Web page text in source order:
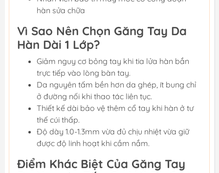
hàn sửa chữa
Vì Sao Nên Chọn Găng Tay Da
Hàn Dài 1 Lớp?
Giảm nguy cơ bỏng tay khi tia lửa hàn bắn
trực tiếp vào lòng bàn tay.
Da nguyên tấm bền hơn da ghép, ít bung chỉ
ở đường nối khi thao tác liên tục.
Thiết kế dài bảo vệ thêm cổ tay khi hàn ở tư
thế cúi thấp.
Độ dày 1.0-1.3mm vừa đủ chịu nhiệt vừa giữ
được độ linh hoạt khi cầm nắm.
Điểm Khác Biệt Của Găng Tay